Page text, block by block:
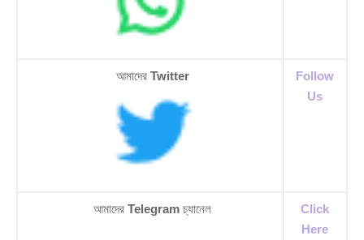
আমাদের Twitter
Follow
Us
আমাদের Telegramচ্যানেল
Click
Here